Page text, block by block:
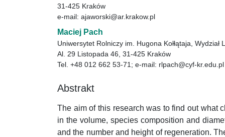
31-425 Kraków
e-mail: ajaworski@ar.krakow.pl
Maciej Pach
Uniwersytet Rolniczy im. Hugona Kołłątaja,
Al. 29 Listopada 46, 31-425 Kraków
Tel. +48 012 662 53-71; e-mail: rlpach@cyf-kr.edu.pl
Abstrakt
The aim of this research was to find out what
in the volume, species composition and
and the number and height of regeneration.